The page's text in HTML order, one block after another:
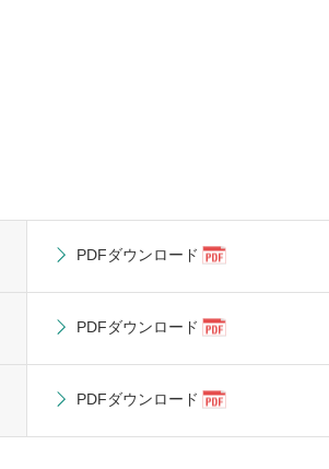
PDFダウンロード
PDFダウンロード
PDFダウンロード